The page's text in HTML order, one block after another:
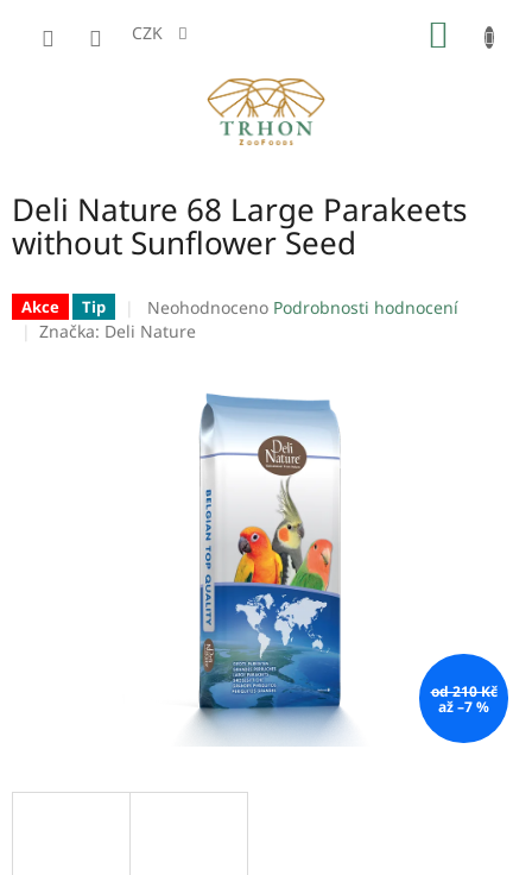
CZK
Deli Nature 68 Large Parakeets
without Sunflower Seed
Akce Tip
Průměrné
hodnocení
hvězdiček.
Neohodnoceno Podrobnosti hodnocení
Značka: Deli Nature
od 210 Kč
až –7 %